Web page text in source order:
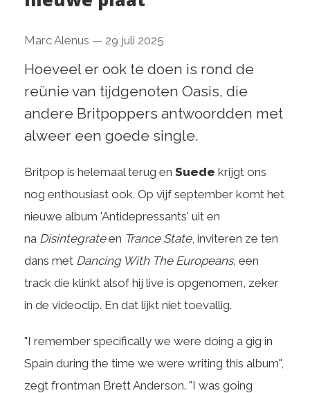
Marc Alenus — 29 juli 2025
Hoeveel er ook te doen is rond de
reünie van tijdgenoten Oasis, die
andere Britpoppers antwoordden met
alweer een goede single.
Britpop is helemaal terug en Suede krijgt ons
nog enthousiast ook. Op vijf september komt het
nieuwe album 'Antidepressants' uit en
na Disintegrateen Trance State, inviteren ze ten
dans met Dancing With The Europeans, een
track die klinkt alsof hij live is opgenomen, zeker
in de videoclip. En dat lijkt niet toevallig.
"I remember specifically we were doing a gig in
Spain during the time we were writing this album",
zegt frontman Brett Anderson. "I was going